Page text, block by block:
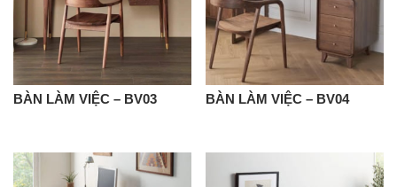
BÀN LÀM VIỆC – BV03 BÀN LÀM VIỆC – BV04